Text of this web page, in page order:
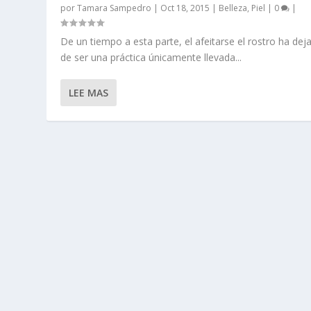
porTamara Sampedro | Oct 18, 2015 | Belleza, Piel | 0 |
De un tiempo a esta parte, el afeitarse el rostro ha
de ser una práctica únicamente llevada...
LEE MAS